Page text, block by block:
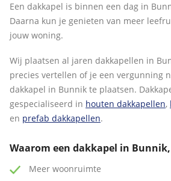
Een dakkapel is binnen een dag in
Daarna kun je genieten van meer
jouw woning.
Wij plaatsen al jaren dakkapellen in
precies vertellen of je een vergunning
dakkapel in Bunnik te plaatsen.
gespecialiseerd in houten dakkapellen,
en prefab dakkapellen.
Waarom een dakkapel in
Meer woonruimte